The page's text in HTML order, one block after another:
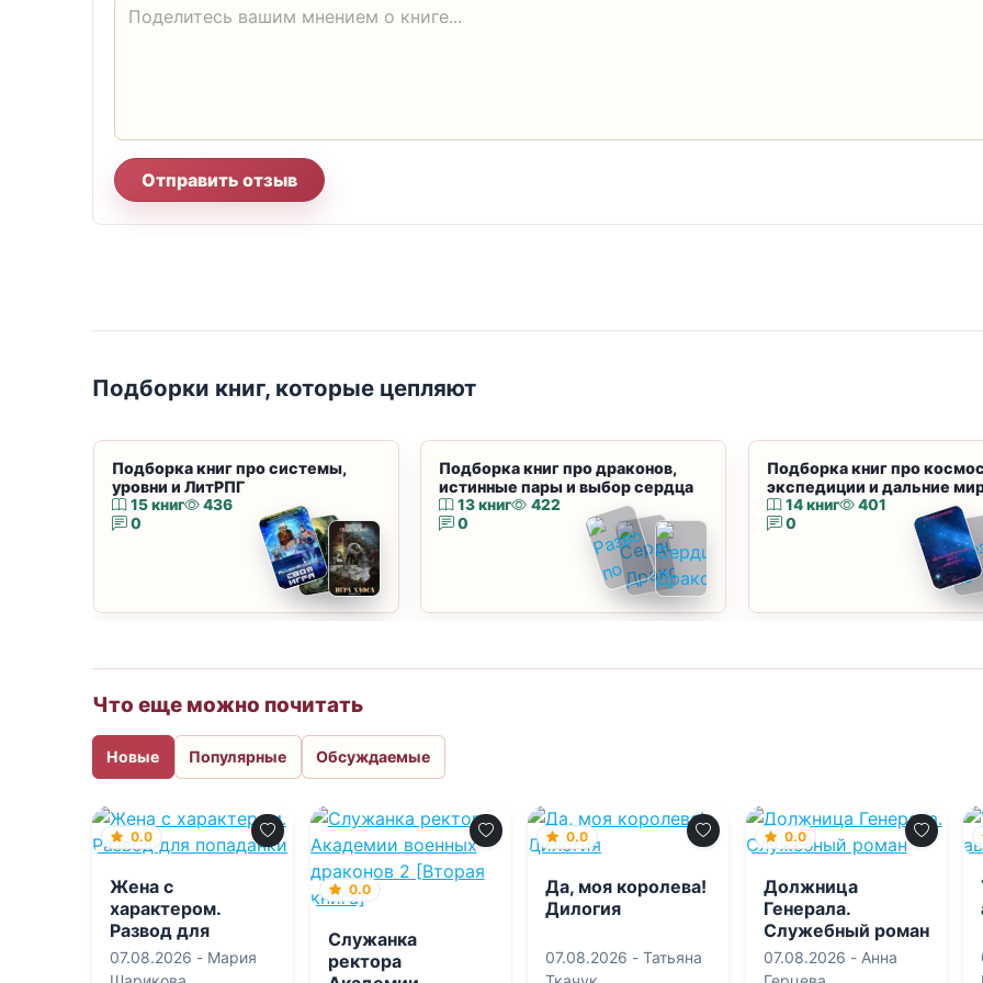
Отправить отзыв
Подборки книг, которые цепляют
Подборка книг про системы,
уровни и ЛитРПГ
15 книг
436
0
Подборка книг про драконов,
истинные пары и выбор сердца
13 книг
422
0
Подборка книг про
экспедиции и дальние
14 книг
401
0
Что еще можно почитать
Новые Популярные Обсуждаемые
0.0
Жена с
характером.
Развод для
попаданки
07.08.2026 - Мария
0.0
Служанка
ректора
0.0
Да, моя королева!
Дилогия
07.08.2026 -Татьяна
0.0
Должница
Генерала.
Служебный роман
07.08.2026 - Анна